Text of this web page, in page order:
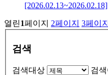
[2026.02.13~2026.02.18]
열린1페이지 2페이지 3페이지
검색
검색대상 검색